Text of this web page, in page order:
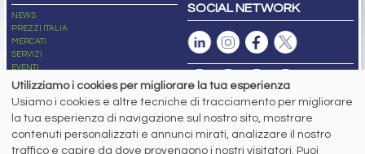
NEWS
PREZZI ITALIA
MERCATI
SERVIZI
EVENTI
ABBONAMENTI
NEWSLETTER
SOCIAL NETWORK
Capitale Sociale: 190.000€ interamente versato
Registro delle Imprese di Brescia
Codice Fiscale e Partita I.V.A.:IT03562320170
Utilizziamo i cookies per migliorare la tua esperienza
Usiamo i cookies e altre tecniche di tracciamento per migliorare
la tua esperienza di navigazione sul nostro sito, mostrare
contenuti personalizzati e annunci mirati, analizzare il nostro
traffico e capire da dove provengono i nostri visitatori. Puoi